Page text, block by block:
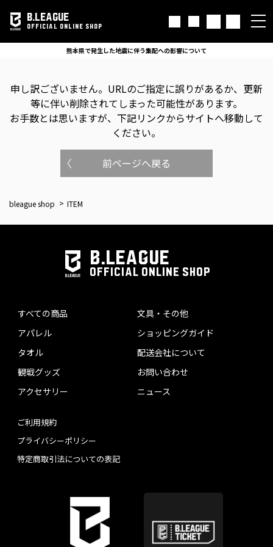
B.LEAGUE
OFFICIAL ONLINE SHOP
熊本県で発生した地震に伴う集配への影響について
申し訳ございません。 URLのご指定に誤りがあるか、更新
等に伴い削除されてしまった可能性があります。
お手数とは思いますが、下記リンクからサイトへ移動して
ください。
前ページへ戻る
bleague shop ITEM
B.LEAGUE
OFFICIAL ONLINE SHOP
すべての商品
アパレル
タオル
観戦グッズ
アクセサリー
文具・その他
ショッピングガイド
配送会社について
お問い合わせ
ニュース
ご利用規約
プライバシーポリシー
特定商取引法についての表記